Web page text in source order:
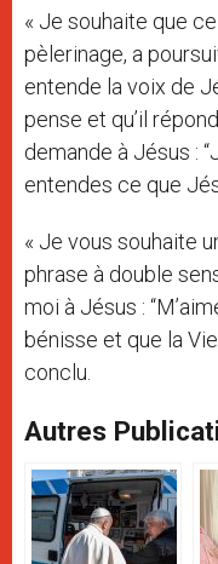
« Je souhaite que
pèlerinage, a
entende la voix de
pense et qu’il
demande à Jésus :
entendes ce que
« Je vous souhaite
phrase à double
moi à Jésus :
bénisse et que la
conclu.
Autres